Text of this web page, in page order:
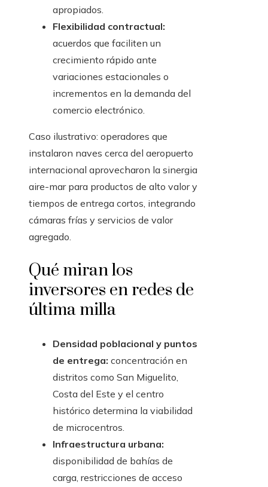
apropiados.
Flexibilidad contractual:
acuerdos que faciliten un
crecimiento rápido ante
variaciones estacionales o
incrementos en la demanda del
comercio electrónico.
Caso ilustrativo: operadores que
instalaron naves cerca del aeropuerto
internacional aprovecharon la sinergia
aire-mar para productos de alto valor y
tiempos de entrega cortos, integrando
cámaras frías y servicios de valor
agregado.
Qué miran los
inversores en redes de
última milla
Densidad poblacional y puntos
de entrega: concentración en
distritos como San Miguelito,
Costa del Este y el centro
histórico determina la viabilidad
de microcentros.
Infraestructura urbana:
disponibilidad de bahías de
carga, restricciones de acceso